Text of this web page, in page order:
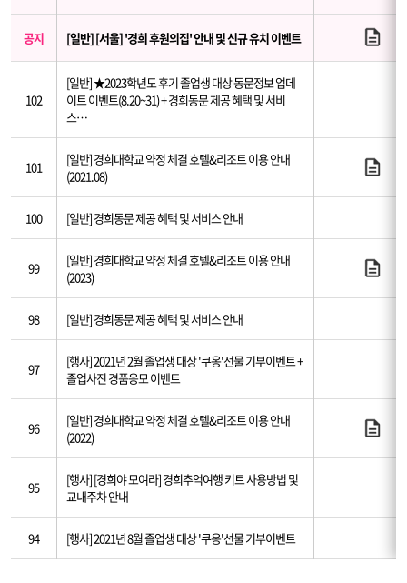
공지 [일반] [서울] '경희 후원의집' 안내 및 신규 유치 이벤트
102
[일반] ★2023학년도 후기 졸업생 대상 동문정보 업데
이트 이벤트(8.20~31) + 경희동문 제공 혜택 및 서비
스…
101
[일반] 경희대학교 약정 체결 호텔&리조트 이용 안내
(2021.08)
100 [일반] 경희동문 제공 혜택 및 서비스 안내
99
[일반] 경희대학교 약정 체결 호텔&리조트 이용 안내
(2023)
98 [일반] 경희동문 제공 혜택 및 서비스 안내
97
[행사] 2021년 2월 졸업생 대상 '쿠옹'선물 기부이벤트 +
졸업사진 경품응모 이벤트
96
[일반] 경희대학교 약정 체결 호텔&리조트 이용 안내
(2022)
95
[행사] [경희야 모여라] 경희추억여행 키트 사용방법 및
교내주차 안내
94 [행사] 2021년 8월 졸업생 대상 '쿠옹'선물 기부이벤트